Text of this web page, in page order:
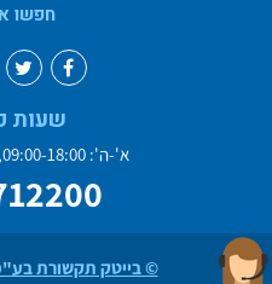
חפשו
שעות
א'-ה': 09:00-18:00, שישי: 09:00-13:00
© בייטק תקשורת